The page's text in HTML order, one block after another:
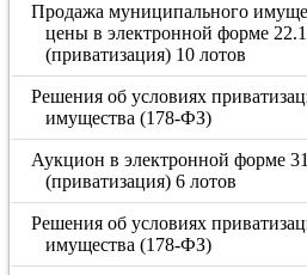
Продажа муниципального
цены в электронной форме
(приватизация) 10 лотов
Решения об условиях
имущества (178-ФЗ)
Аукцион в электронной форме
(приватизация) 6 лотов
Решения об условиях
имущества (178-ФЗ)